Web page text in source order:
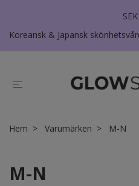
SEK
Koreansk & Japansk
Hem Varumärken M-N
M-N